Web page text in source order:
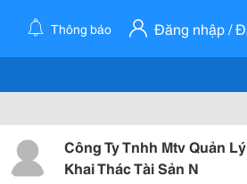
Thông báo Đăng nhập /
Công Ty Tnhh Mtv Quản
Khai Thác Tài Sản N